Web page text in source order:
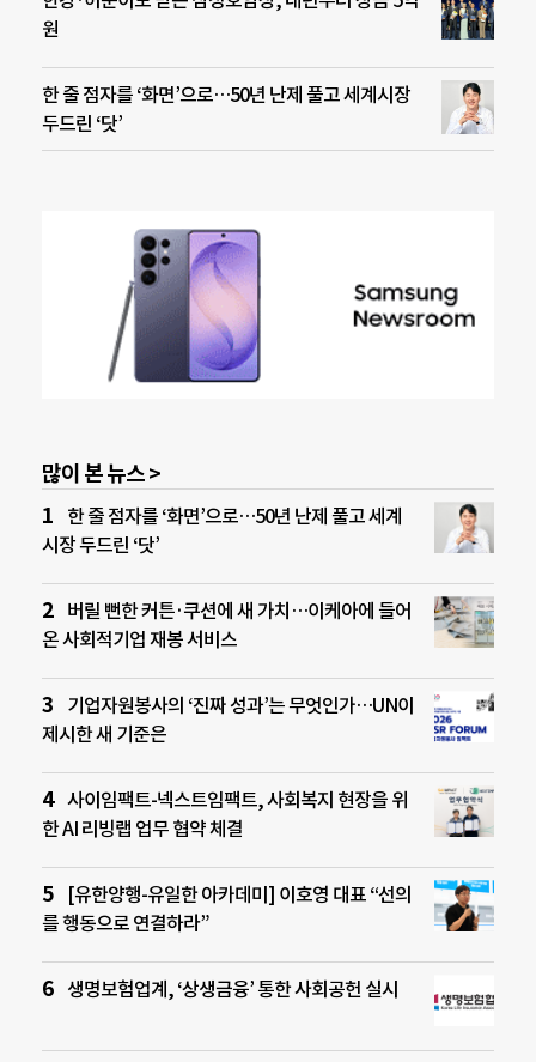
원
한 줄 점자를 ‘화면’으로…50년 난제 풀고 세계시장
두드린 ‘닷’
많이 본 뉴스 >
한 줄 점자를 ‘화면’으로…50년 난제 풀고 세계
시장 두드린 ‘닷’
버릴 뻔한 커튼·쿠션에 새 가치…이케아에 들어
온 사회적기업 재봉 서비스
기업자원봉사의 ‘진짜 성과’는 무엇인가…UN이
제시한 새 기준은
사이임팩트-넥스트임팩트, 사회복지 현장을 위
한 AI 리빙랩 업무 협약 체결
[유한양행-유일한 아카데미] 이호영 대표 “선의
를 행동으로 연결하라”
생명보험업계, ‘상생금융’ 통한 사회공헌 실시